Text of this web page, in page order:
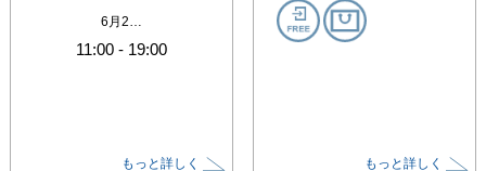
6月2…
11:00 - 19:00
もっと詳しく もっと詳しく